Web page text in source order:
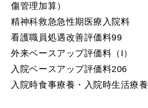
傷管理加算）
精神科救急急性期医療入院料
看護職員処遇改善評価料99
外来ベースアップ評価料（I）
入院ベースアップ評価料206
入院時食事療養・入院時生活療養